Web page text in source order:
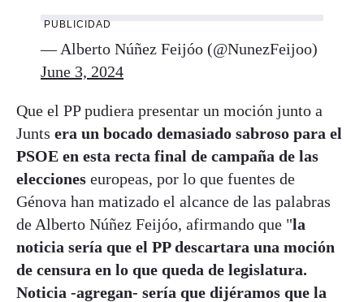
PUBLICIDAD
— Alberto Núñez Feijóo (@NunezFeijoo)
June 3, 2024
Que el PP pudiera presentar un moción junto a
Junts era un bocado demasiado sabroso para el
PSOE en esta recta final de campaña de las
elecciones europeas, por lo que fuentes de
Génova han matizado el alcance de las palabras
de Alberto Núñez Feijóo, afirmando que "la
noticia sería que el PP descartara una moción
de censura en lo que queda de legislatura.
Noticia -agregan- sería que dijéramos que la